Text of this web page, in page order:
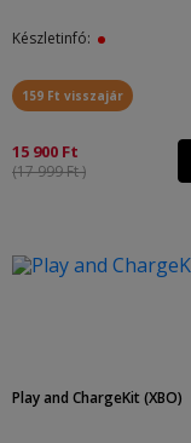
Készletinfó:
159 Ft visszajár
15 900 Ft
(17 999 Ft )
Play and ChargeKit (XBO)